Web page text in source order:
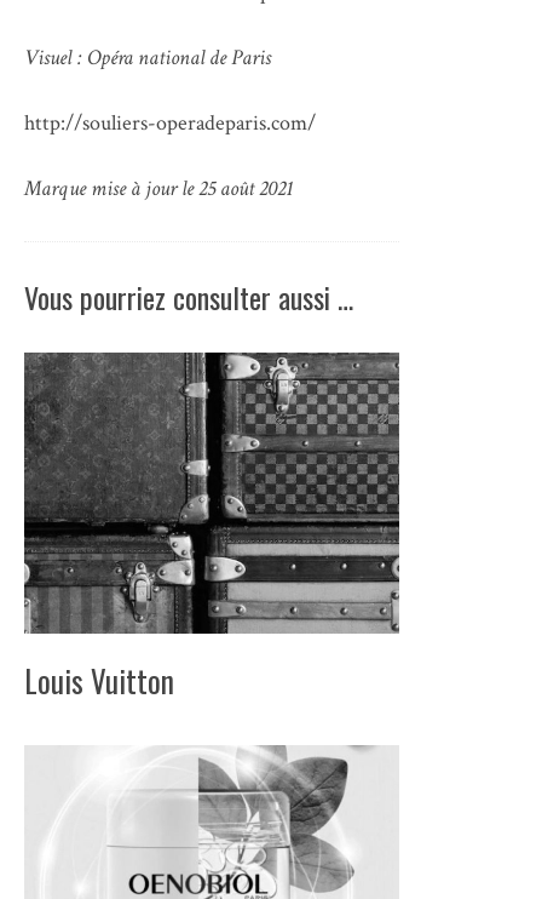
Visuel : Opéra national de Paris
http://souliers-operadeparis.com/
Marque mise à jour le 25 août 2021
Vous pourriez consulter aussi …
Louis Vuitton